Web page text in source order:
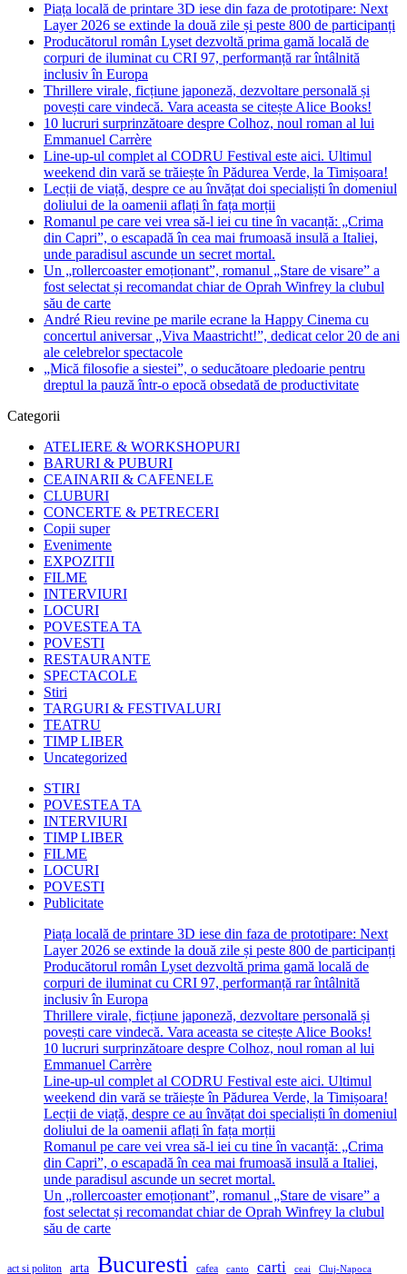
Piața locală de printare 3D iese din faza de prototipare: Next
Layer 2026 se extinde la două zile și peste 800 de participanți
Producătorul român Lyset dezvoltă prima gamă locală de
corpuri de iluminat cu CRI 97, performanță rar întâlnită
inclusiv în Europa
Thrillere virale, ficțiune japoneză, dezvoltare personală și
povești care vindecă. Vara aceasta se citește Alice Books!
10 lucruri surprinzătoare despre Colhoz, noul roman al lui
Emmanuel Carrère
Line-up-ul complet al CODRU Festival este aici. Ultimul
weekend din vară se trăiește în Pădurea Verde, la Timișoara!
Lecții de viață, despre ce au învățat doi specialiști în domeniul
doliului de la oamenii aflați în fața morții
Romanul pe care vei vrea să-l iei cu tine în vacanță: „Crima
din Capri”, o escapadă în cea mai frumoasă insulă a Italiei,
unde paradisul ascunde un secret mortal.
Un „rollercoaster emoționant”, romanul „Stare de visare” a
fost selectat și recomandat chiar de Oprah Winfrey la clubul
său de carte
André Rieu revine pe marile ecrane la Happy Cinema cu
concertul aniversar „Viva Maastricht!”, dedicat celor 20 de ani
ale celebrelor spectacole
„Mică filosofie a siestei”, o seducătoare pledoarie pentru
dreptul la pauză într-o epocă obsedată de productivitate
Categorii
ATELIERE & WORKSHOPURI
BARURI & PUBURI
CEAINARII & CAFENELE
CLUBURI
CONCERTE & PETRECERI
Copii super
Evenimente
EXPOZITII
FILME
INTERVIURI
LOCURI
POVESTEA TA
POVESTI
RESTAURANTE
SPECTACOLE
Stiri
TARGURI & FESTIVALURI
TEATRU
TIMP LIBER
Uncategorized
STIRI
POVESTEA TA
INTERVIURI
TIMP LIBER
FILME
LOCURI
POVESTI
Publicitate
Piața locală de printare 3D iese din faza de prototipare: Next
Layer 2026 se extinde la două zile și peste 800 de participanți
Producătorul român Lyset dezvoltă prima gamă locală de
corpuri de iluminat cu CRI 97, performanță rar întâlnită
inclusiv în Europa
Thrillere virale, ficțiune japoneză, dezvoltare personală și
povești care vindecă. Vara aceasta se citește Alice Books!
10 lucruri surprinzătoare despre Colhoz, noul roman al lui
Emmanuel Carrère
Line-up-ul complet al CODRU Festival este aici. Ultimul
weekend din vară se trăiește în Pădurea Verde, la Timișoara!
Lecții de viață, despre ce au învățat doi specialiști în domeniul
doliului de la oamenii aflați în fața morții
Romanul pe care vei vrea să-l iei cu tine în vacanță: „Crima
din Capri”, o escapadă în cea mai frumoasă insulă a Italiei,
unde paradisul ascunde un secret mortal.
Un „rollercoaster emoționant”, romanul „Stare de visare” a
fost selectat și recomandat chiar de Oprah Winfrey la clubul
său de carte
act si politon arta Bucuresti cafea canto carti ceai Cluj-Napoca